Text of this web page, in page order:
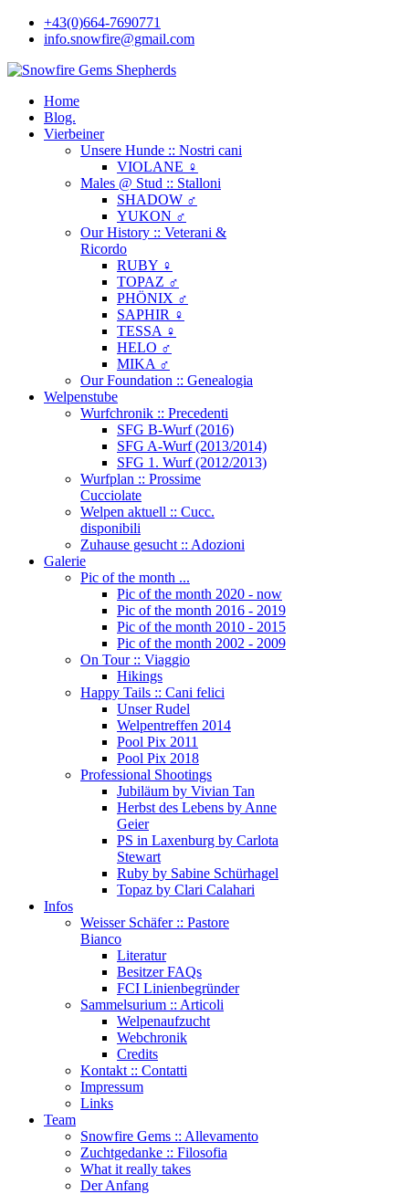
+43(0)664-7690771
info.snowfire@gmail.com
Home
Blog.
Vierbeiner
Unsere Hunde :: Nostri cani
VIOLANE ♀
Males @ Stud :: Stalloni
SHADOW ♂
YUKON ♂
Our History :: Veterani &
Ricordo
RUBY ♀
TOPAZ ♂
PHÖNIX ♂
SAPHIR ♀
TESSA ♀
HELO ♂
MIKA ♂
Our Foundation :: Genealogia
Welpenstube
Wurfchronik :: Precedenti
SFG B-Wurf (2016)
SFG A-Wurf (2013/2014)
SFG 1. Wurf (2012/2013)
Wurfplan :: Prossime
Cucciolate
Welpen aktuell :: Cucc.
disponibili
Zuhause gesucht :: Adozioni
Galerie
Pic of the month ...
Pic of the month 2020 - now
Pic of the month 2016 - 2019
Pic of the month 2010 - 2015
Pic of the month 2002 - 2009
On Tour :: Viaggio
Hikings
Happy Tails :: Cani felici
Unser Rudel
Welpentreffen 2014
Pool Pix 2011
Pool Pix 2018
Professional Shootings
Jubiläum by Vivian Tan
Herbst des Lebens by Anne
Geier
PS in Laxenburg by Carlota
Stewart
Ruby by Sabine Schürhagel
Topaz by Clari Calahari
Infos
Weisser Schäfer :: Pastore
Bianco
Literatur
Besitzer FAQs
FCI Linienbegründer
Sammelsurium :: Articoli
Welpenaufzucht
Webchronik
Credits
Kontakt :: Contatti
Impressum
Links
Team
Snowfire Gems :: Allevamento
Zuchtgedanke :: Filosofia
What it really takes
Der Anfang